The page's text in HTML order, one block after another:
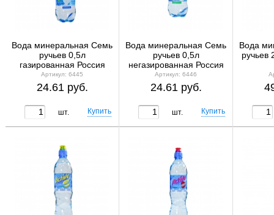
Вода минеральная Семь
ручьев 0,5л
газированная Россия
Артикул: 6445
24.61 руб.
шт.
Вода минеральная Семь
ручьев 0,5л
негазированная Россия
Артикул: 6446
24.61 руб.
шт.
Вода
ручьев